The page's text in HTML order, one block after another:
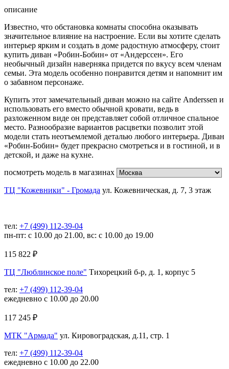
описание
Известно, что обстановка комнаты способна оказывать
значительное влияние на настроение. Если вы хотите сделать
интерьер ярким и создать в доме радостную атмосферу, стоит
купить диван «Робин-Бобин» от «Андерссен». Его
необычный дизайн наверняка придется по вкусу всем членам
семьи. Эта модель особенно понравится детям и напомнит им
о забавном персонаже.
Купить этот замечательный диван можно на сайте Anderssen и
использовать его вместо обычной кровати, ведь в
разложенном виде он представляет собой отличное спальное
место. Разнообразие вариантов расцветки позволит этой
модели стать неотъемлемой деталью любого интерьера. Диван
«Робин-Бобин» будет прекрасно смотреться и в гостиной, и в
детской, и даже на кухне.
посмотреть модель в магазинах
ТЦ "Кожевники" - Громада ул. Кожевническая, д. 7, 3 этаж
тел: +7 (499) 112-39-04
пн-пт: с 10.00 до 21.00, вс: с 10.00 до 19.00
115 822 ₽
ТЦ "Люблинское поле" Тихорецкий б-р, д. 1, корпус 5
тел: +7 (499) 112-39-04
ежедневно с 10.00 до 20.00
117 245 ₽
МТК "Армада" ул. Кировоградская, д.11, стр. 1
тел: +7 (499) 112-39-04
ежедневно с 10.00 до 22.00